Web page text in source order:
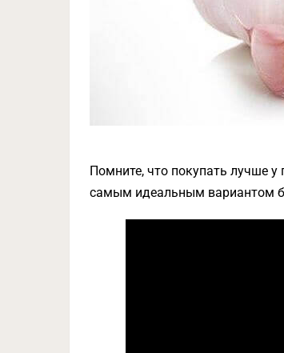
Помните, что покупать лучше
самым идеальным вариантом